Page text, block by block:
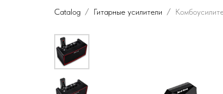
Catalog Гитарные усилители